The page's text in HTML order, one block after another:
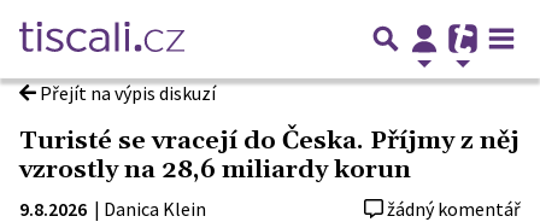
Přejít na výpis diskuzí
Turisté se vracejí do Česka. Příjmy z něj
vzrostly na 28,6 miliardy korun
9.8.2026 | Danica Klein žádný komentář